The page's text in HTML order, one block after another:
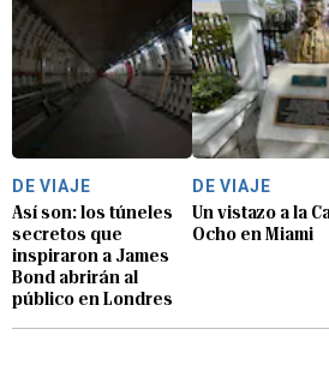
DE VIAJE
Así son: los túneles
secretos que
inspiraron a James
Bond abrirán al
público en Londres
DE VIAJE
Un vistazo a la
Ocho en Miami